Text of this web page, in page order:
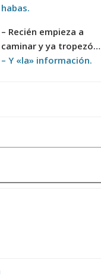
habas.
– Recién empieza a
caminar y ya tropezó…
– Y «la» información.